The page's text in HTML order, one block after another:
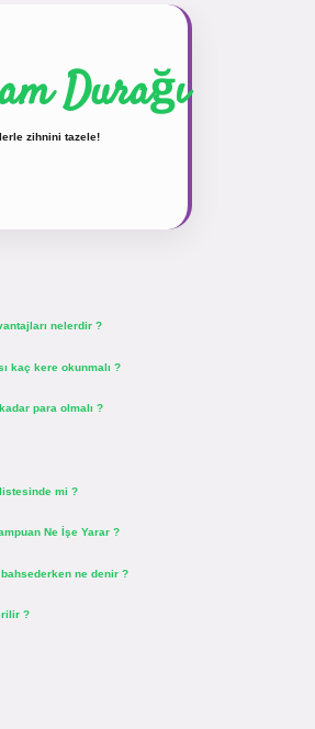
Durağı
zihnini tazele!
nelerdir ?
kaç kere okunmalı ?
para olmalı ?
mi ?
Ne İşe Yarar ?
ne denir ?
?